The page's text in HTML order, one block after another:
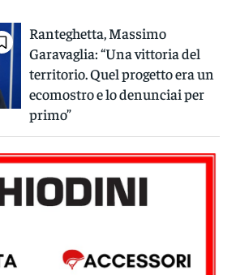
Ranteghetta, Massimo
Garavaglia: “Una vittoria del
territorio. Quel progetto era un
ecomostro e lo denunciai per
primo”